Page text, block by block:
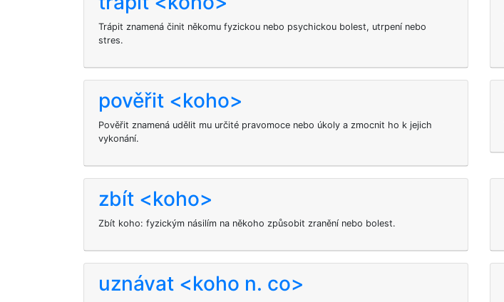
Trápit znamená činit někomu fyzickou nebo psychickou bolest, utrpení nebo
stres.
pověřit <koho>
Pověřit znamená udělit mu určité pravomoce nebo úkoly a zmocnit ho k jejich
vykonání.
zbít <koho>
Zbít koho: fyzickým násilím na někoho způsobit zranění nebo bolest.
uznávat <koho n. co>